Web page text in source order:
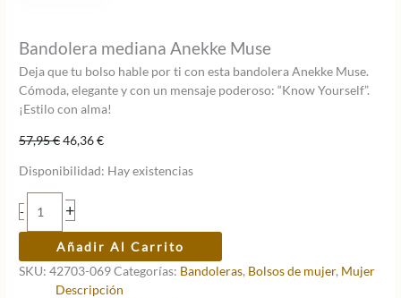
Bandolera mediana Anekke Muse
Deja que tu bolso hable por ti con esta bandolera Anekke Muse.
Cómoda, elegante y con un mensaje poderoso: “Know Yourself”.
¡Estilo con alma!
57,95€El
original
era:
57,95 €.
46,36€El
actual
Disponibilidad: Hay existencias
-
Bandolera
mediana
Anekke
cantidad
+
Añadir Al Carrito
SKU:42703-069Categorías: Bandoleras, Bolsos de mujer, Mujer
Descripción